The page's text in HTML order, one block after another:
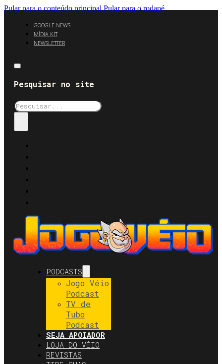
Pular para o conteúdo principal Pular para o rodapé
GOOGLE NEWS
MÍDIA KIT
NEWSLETTER
Pesquisar no site
Pesquisar
PODCASTS
Jogo Véio
Podcast
TV de
Tubo
Podcast
SEJA APOIADOR
LOJA DO VÉIO
REVISTAS